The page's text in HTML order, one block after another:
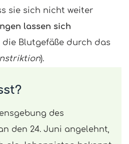
sie sich nicht weiter
lassen sich
die Blutgefäße durch das
).
des
den 24. Juni angelehnt,